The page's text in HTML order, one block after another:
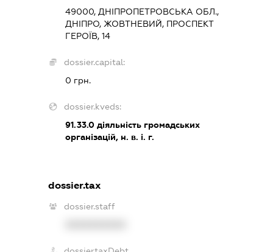
49000, ДНІПРОПЕТРОВСЬКА ОБЛ.,
ДНІПРО, ЖОВТНЕВИЙ, ПРОСПЕКТ
ГЕРОЇВ, 14
dossier.capital:
0 грн.
dossier.kveds:
91.33.0 діяльність громадських
організацій, н. в. і. г.
dossier.tax
dossier.staff